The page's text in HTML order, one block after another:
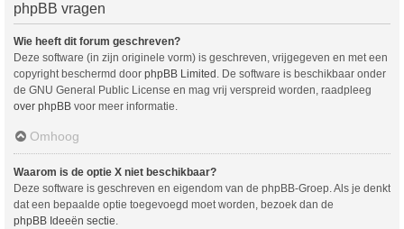
phpBB vragen
Wie heeft dit forum geschreven?
Deze software (in zijn originele vorm) is geschreven, vrijgegeven en met een
copyright beschermd door phpBB Limited . De software is beschikbaar onder
de GNU General Public License en mag vrij verspreid worden, raadpleeg
over phpBB voor meer informatie.
Omhoog
Waarom is de optie X niet beschikbaar?
Deze software is geschreven en eigendom van de phpBB-Groep. Als je denkt
dat een bepaalde optie toegevoegd moet worden, bezoek dan de
phpBB Ideeën sectie.